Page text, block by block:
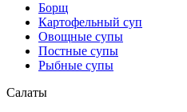
Борщ
Картофельный суп
Овощные супы
Постные супы
Рыбные супы
Салаты